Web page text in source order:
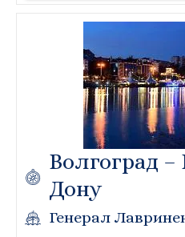
Волгоград –
Дону
Генерал